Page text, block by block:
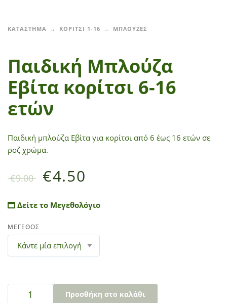
ΚΑΤΑΣΤΗΜΑ ΚΟΡΙΤΣΙ 1-16 ΜΠΛΟΥΖΕΣ
Παιδική Μπλούζα
Εβίτα κορίτσι 6-16
ετών
Παιδική μπλούζα Εβίτα για κορίτσι από 6 έως 16 ετών σε
ροζ χρώμα.
€9.00 €4.50
Δείτε το Μεγεθολόγιο
ΜΕΓΕΘΟΣ
Προσθήκη στο καλάθι